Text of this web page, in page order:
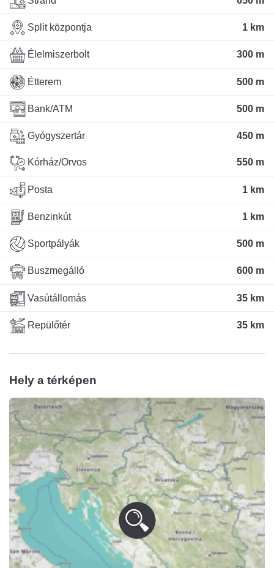
Split központja 1 km
Élelmiszerbolt 300 m
Étterem 500 m
Bank/ATM 500 m
Gyógyszertár 450 m
Kórház/Orvos 550 m
Posta 1 km
Benzinkút 1 km
Sportpályák 500 m
Buszmegálló 600 m
Vasútállomás 35 km
Repülőtér 35 km
Hely a térképen